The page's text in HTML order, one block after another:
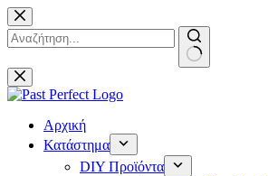
Μετάβαση
στο
περιεχόμενο
No
results
Αρχική
Κατάστημα
DIY Προϊόντα